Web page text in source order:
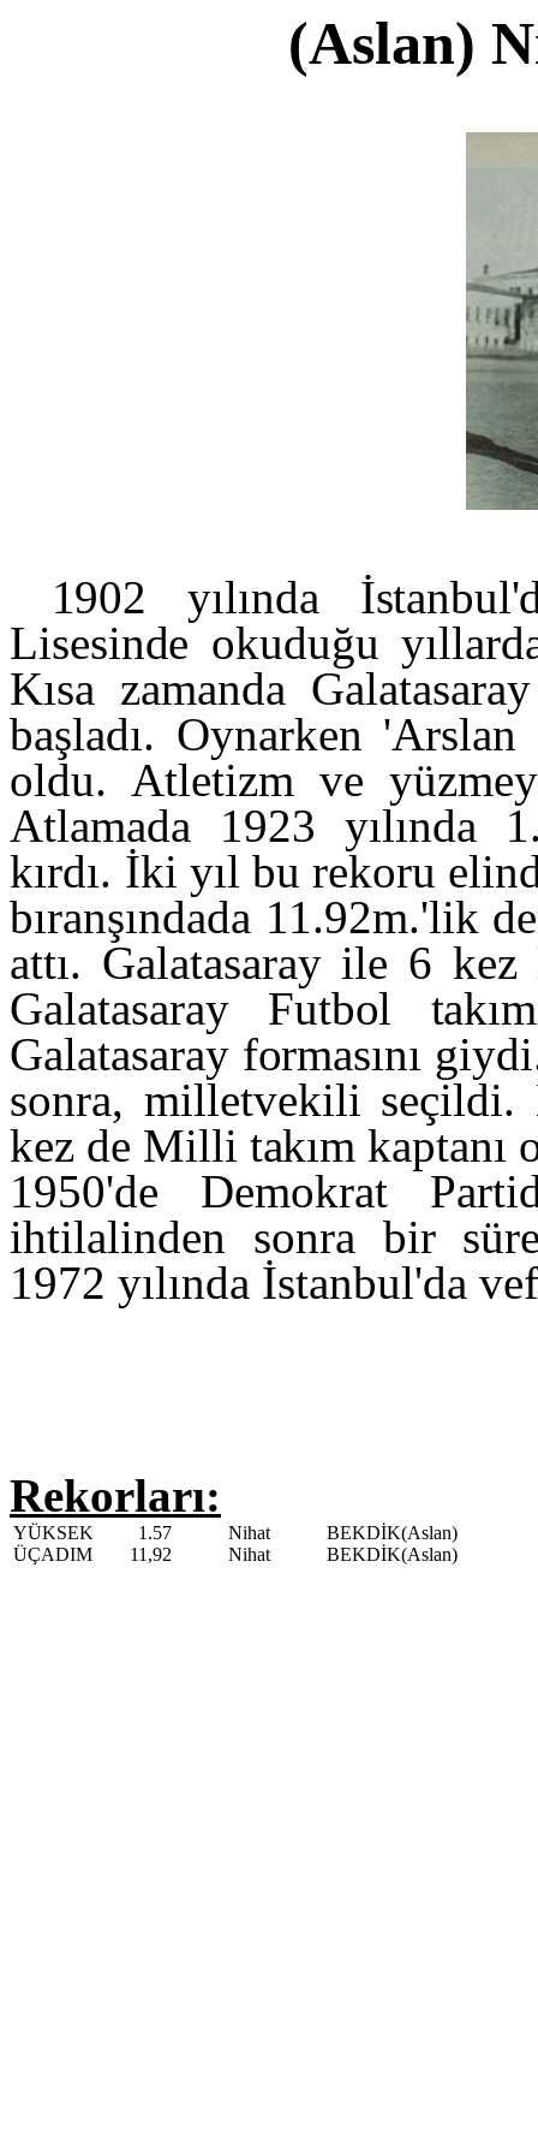
(Aslan)
1902 yılında
Lisesinde okuduğu
Kısa zamanda
başladı. Oynarken 'Arslan
oldu. Atletizm ve
Atlamada 1923 yılında
kırdı. İki yıl bu rekoru
bıranşındada 11.92m.'lik
attı. Galatasaray ile 6
Galatasaray Futbol
Galatasaray formasını
sonra, milletvekili
kez de Milli takım kaptanı
1950'de Demokrat
ihtilalinden sonra bir
1972 yılında İstanbul'da
Rekorları:
YÜKSEK 1.57 Nihat
BEKDİK(Aslan)
ÜÇADIM
11,92 Nihat BEKDİK(Aslan)